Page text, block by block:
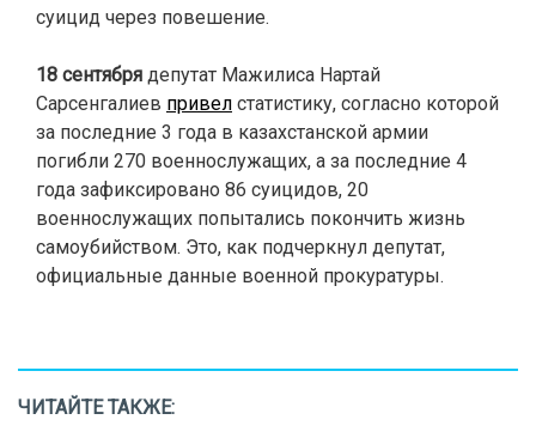
суицид через повешение.
18 сентября депутат Мажилиса Нартай
Сарсенгалиев привел статистику, согласно которой
за последние 3 года в казахстанской армии
погибли 270 военнослужащих, а за последние 4
года зафиксировано 86 суицидов, 20
военнослужащих попытались покончить жизнь
самоубийством. Это, как подчеркнул депутат,
официальные данные военной прокуратуры.
ЧИТАЙТЕ ТАКЖЕ: